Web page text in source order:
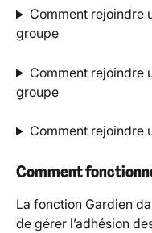
Comment rejoindre
groupe
Comment rejoindre
groupe
Comment rejoindre
Comment
La fonction Gardien
de gérer l’adhésion